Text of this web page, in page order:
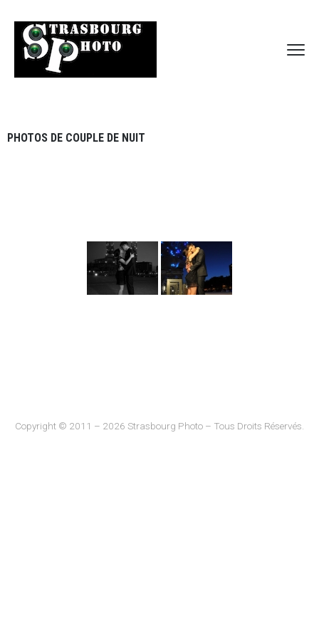
PHOTOS DE COUPLE DE NUIT
Copyright © 2011 – 2026 Strasbourg Photo – Tous Droits Réservés.